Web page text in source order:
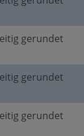
gerundet
gerundet
gerundet